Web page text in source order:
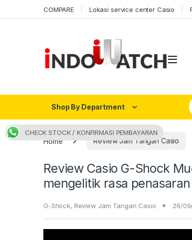
COMPARE Lokasi service center Casio
Open
Shop By Department
Home Review Jam Tangan Casio
Review Casio G-Shock
mengelitik rasa penasaran
G-Shock, Review Jam Tangan Casio 26/
CHECK STOCK / KONFIRMASI PEMBAYARAN